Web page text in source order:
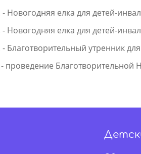
- Новогодняя елка для детей-
- Новогодняя елка для детей-
- Благотворительный утренник
- проведение